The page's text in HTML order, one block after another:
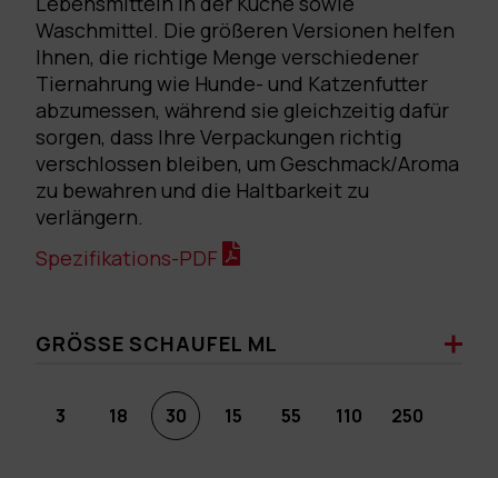
Waschmittel. Die größeren Versionen helfen
Ihnen, die richtige Menge verschiedener
Tiernahrung wie Hunde- und Katzenfutter
abzumessen, während sie gleichzeitig dafür
sorgen, dass Ihre Verpackungen richtig
verschlossen bleiben, um Geschmack/Aroma
zu bewahren und die Haltbarkeit zu
verlängern.
Spezifikations-PDF
GRÖSSE SCHAUFEL ML
3 18 30 15 55 110 250